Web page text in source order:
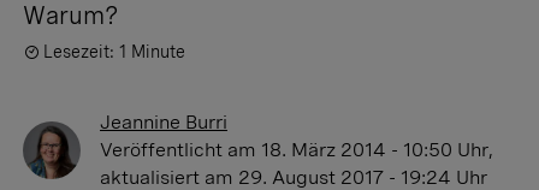
Warum?
Lesezeit: 1 Minute
Jeannine Burri
Veröffentlicht am 18. März 2014 - 10:50 Uhr,
aktualisiert am 29. August 2017 - 19:24 Uhr